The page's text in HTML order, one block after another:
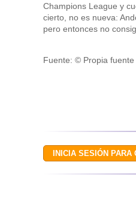
Champions League y
cierto, no es nueva:
pero entonces no
Fuente: © Propia fuente